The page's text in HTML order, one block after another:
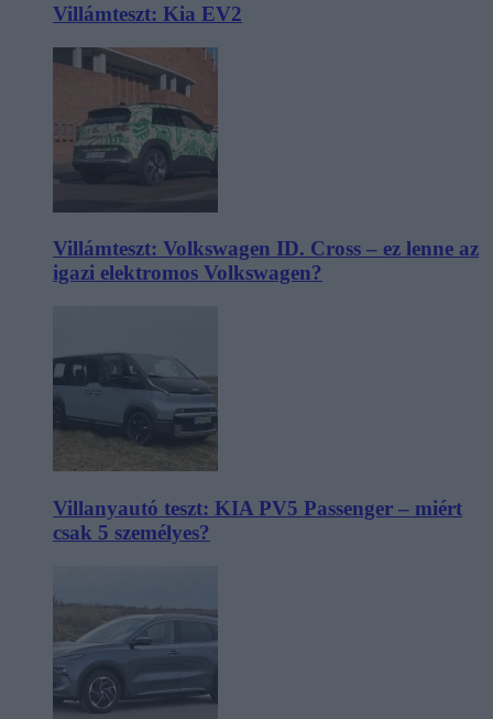
Villámteszt: Kia EV2
Villámteszt: Volkswagen ID. Cross – ez lenne az
igazi elektromos Volkswagen?
Villanyautó teszt: KIA PV5 Passenger – miért
csak 5 személyes?